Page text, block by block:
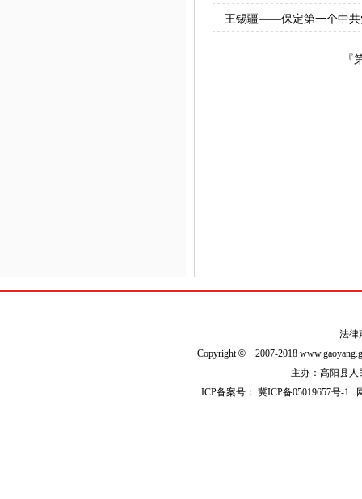
· 王锡疆——保定第一个中共
『
法律
Copyright© 2007-2018
主办：高阳县人
ICP备案号：冀ICP备05019657号-1